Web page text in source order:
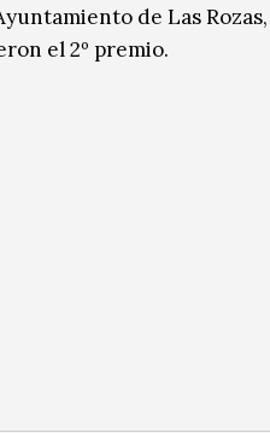
de Las
el 2º premio.